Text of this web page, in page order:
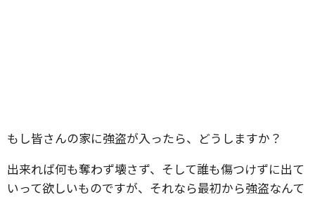
もし皆さんの家に強盗が入ったら、どうしますか？
出来れば何も奪わず壊さず、そして誰も傷つけずに出て
いって欲しいものですが、それなら最初から強盗なんて